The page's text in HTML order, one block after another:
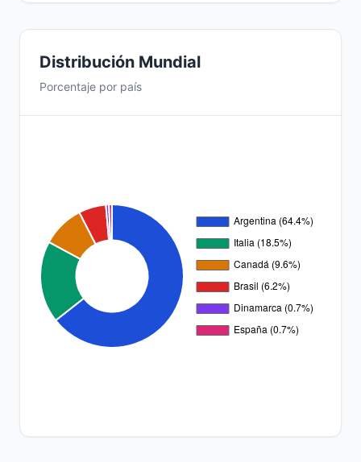
Distribución Mundial
Porcentaje por país